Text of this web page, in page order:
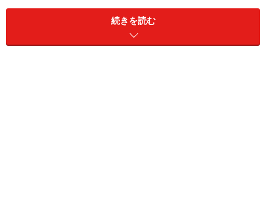
そもそもウイルスとは？ 1890年代に発見さ
れた細菌よりも小さな病原体
そもそも、私たち人類が「ウイルス」という新たな病原
続きを読む